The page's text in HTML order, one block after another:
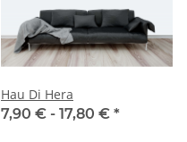
Hau Di Hera
7,90 € - 17,80 € *